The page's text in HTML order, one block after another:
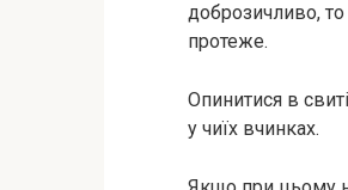
доброзичливо,
протеже.
Опинитися в
у чиїх вчинках.